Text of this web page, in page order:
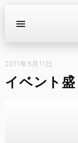
イベント
2011年3月11日
イベント